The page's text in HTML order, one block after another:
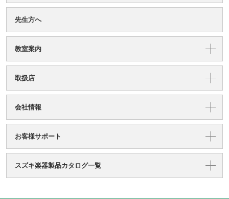
先生方へ
教室案内
取扱店
会社情報
お客様サポート
スズキ楽器製品カタログ一覧